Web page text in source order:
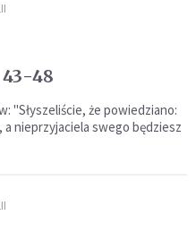
48
"Słyszeliście, że powiedziano:
a nieprzyjaciela swego będziesz